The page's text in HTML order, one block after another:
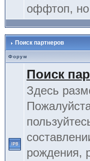
оффтоп, но
Поиск партнеров
Форум
Поиск
Здесь
рождения,